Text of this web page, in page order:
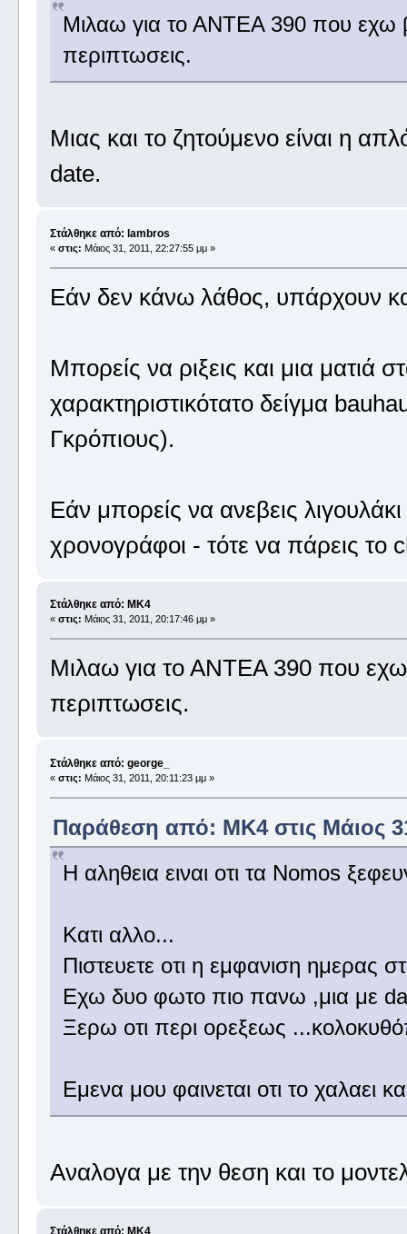
Μιλαω για το ΑΝΤΕΑ 390 που εχω
περιπτωσεις.
Μιας και το ζητούμενο είναι η
date.
Στάλθηκε από: lambros
« στις: Μάιος 31, 2011, 22:27:55 μμ »
Εάν δεν κάνω λάθος, υπάρχουν
Μπορείς να ριξεις και μια ματιά
χαρακτηριστικότατο δείγμα
Γκρόπιους).
Εάν μπορείς να ανεβεις
χρονογράφοι - τότε να πάρεις το
Στάλθηκε από: MK4
« στις: Μάιος 31, 2011, 20:17:46 μμ »
Μιλαω για το ΑΝΤΕΑ 390 που εχω
περιπτωσεις.
Στάλθηκε από: george_
« στις: Μάιος 31, 2011, 20:11:23 μμ »
Παράθεση από: MK4 στις Μάιος
Η αληθεια ειναι οτι τα Nomos
Κατι αλλο...
Πιστευετε οτι η εμφανιση ημερας
Εχω δυο φωτο πιο πανω ,μια με
Ξερω οτι περι ορεξεως
Εμενα μου φαινεται οτι το χαλαει
Αναλογα με την θεση και το
Στάλθηκε από: MK4